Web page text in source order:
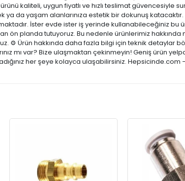
kaliteli, uygun fiyatlı ve hızlı teslimat güvencesiyle
ya da yaşam alanlarınıza estetik bir dokunuş
İster evde ister iş yerinde kullanabileceğiniz bu
ön planda tutuyoruz. Bu nedenle ürünlerimiz
⚙️ Ürün hakkında daha fazla bilgi için teknik detaylar
mı var? Bize ulaşmaktan çekinmeyin! Geniş ürün
her şeye kolayca ulaşabilirsiniz. Hepsicinde.com